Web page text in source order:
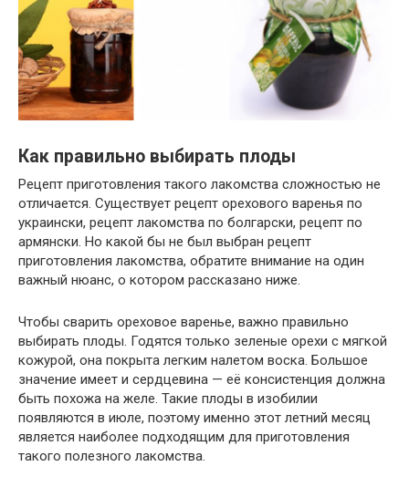
Как правильно выбирать плоды
Рецепт приготовления такого лакомства сложностью не
отличается. Существует рецепт орехового варенья по
украински, рецепт лакомства по болгарски, рецепт по
армянски. Но какой бы не был выбран рецепт
приготовления лакомства, обратите внимание на один
важный нюанс, о котором рассказано ниже.
Чтобы сварить ореховое варенье, важно правильно
выбирать плоды. Годятся только зеленые орехи с мягкой
кожурой, она покрыта легким налетом воска. Большое
значение имеет и сердцевина — её консистенция должна
быть похожа на желе. Такие плоды в изобилии
появляются в июле, поэтому именно этот летний месяц
является наиболее подходящим для приготовления
такого полезного лакомства.